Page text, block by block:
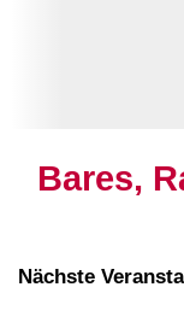
Bares,
Nächste